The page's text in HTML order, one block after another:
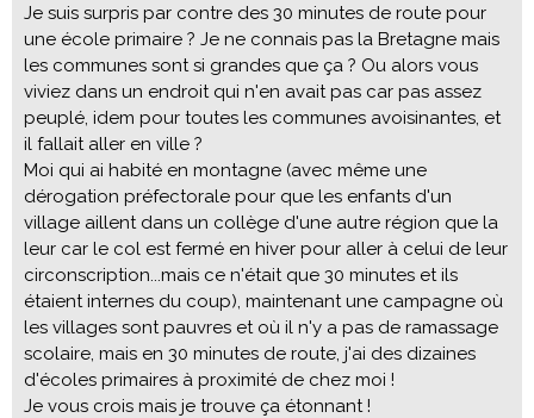
Je suis surpris par contre des 30 minutes de route pour
une école primaire ? Je ne connais pas la Bretagne mais
les communes sont si grandes que ça ? Ou alors vous
viviez dans un endroit qui n'en avait pas car pas assez
peuplé, idem pour toutes les communes avoisinantes, et
il fallait aller en ville ?
Moi qui ai habité en montagne (avec même une
dérogation préfectorale pour que les enfants d'un
village aillent dans un collège d'une autre région que la
leur car le col est fermé en hiver pour aller à celui de leur
circonscription...mais ce n'était que 30 minutes et ils
étaient internes du coup), maintenant une campagne où
les villages sont pauvres et où il n'y a pas de ramassage
scolaire, mais en 30 minutes de route, j'ai des dizaines
d'écoles primaires à proximité de chez moi !
Je vous crois mais je trouve ça étonnant !